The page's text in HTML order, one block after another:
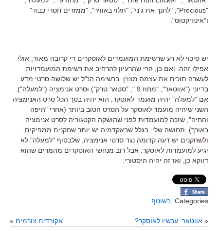
"Precious", "לחנך את ג'ני", "תלוי באוויר", "ממזרים חסרי כבוד"
ו"אינוויקטוס".
יש סיכוי לא רע שרשימת המועמדים לאוסקרים די קרובה מאוד, אולי
אפילו זהה. ואם כן, הרי שהרעיון להרחיב את רשימת המועמדויות
לעשרה תוכיח את עצמה מצוין: ברשימה הנ"ל יש שלושה סרטי מדע
בדיוני ("אווטאר", "מחוז 9 ", "סטאר טרק") וסרט אנימציה ("למעלה").
אם "למעלה" יהיה מועמד לאוסקר, הוא יהיה בסך הכל סרט האנימציה
השני שיהיה מועמד לאוסקר על הסרט הטוב ביותר (אחרי "היפה
והחיה", שזכה למועמדות לפני שהושקה הקטגוריה לסרט אנימציה
באורך). תחושה שלי: בגלל שבאקדמיה יש יותר שחקנים ממפיקים,
ולשחקנים יש דעה קדומה נגד סרטי אנימציה, שלבסוף "למעלה" לא
יגיע למועמדות לאוסקר. אבל רוב מנחשי האוסקרים מהמרים שהוא
דווקא כן, ואז זה יהיה היסטורי.
Categories: בשוטף
« אווטאר: עכשיו לאוסקר? אקורדים צורמים »